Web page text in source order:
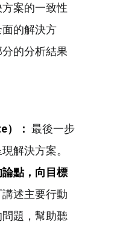
案的一致性
的解決方
的分析結果
）： 最後一步
解決方案。
點，向目標
述主要行動
題，幫助聽